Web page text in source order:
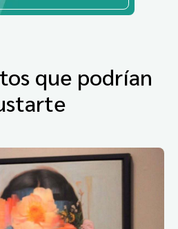
que podrían